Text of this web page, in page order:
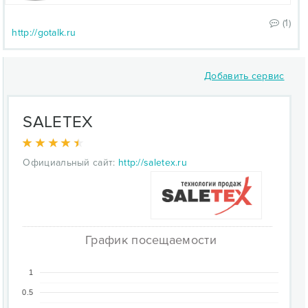
(1)
http://gotalk.ru
Добавить сервис
SALETEX
Официальный сайт: http://saletex.ru
График посещаемости
0.5
1